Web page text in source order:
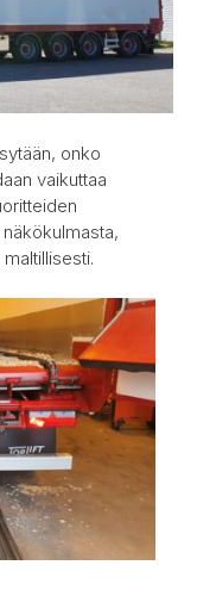
onko
vaikuttaa